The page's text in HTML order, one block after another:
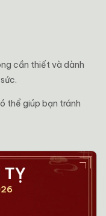
cần thiết và dành
thể giúp bạn tránh